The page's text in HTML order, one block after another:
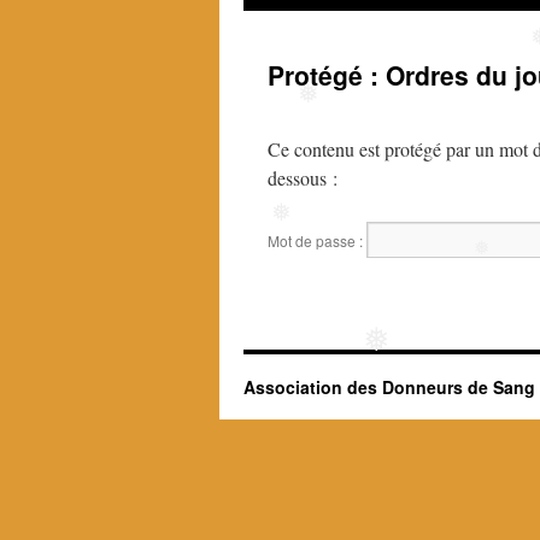
❅
❅
Protégé : Ordres du
Ce contenu est protégé par un mot
dessous :
Mot de passe :
Association des Donneurs de